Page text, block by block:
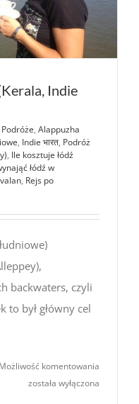
Indie
Podróże, Alappuzha
, Indie भारत, Podróż
, Ile kosztuje łódź
łódź w
, Rejs po
backwaters, czyli
to był główny cel
Możliwość komentowania
została wyłączona